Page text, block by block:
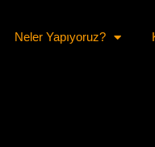
Neler Yapıyoruz?